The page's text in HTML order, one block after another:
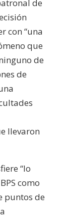
de
con “una
que
de
de
llevaron
“lo
como
puntos de